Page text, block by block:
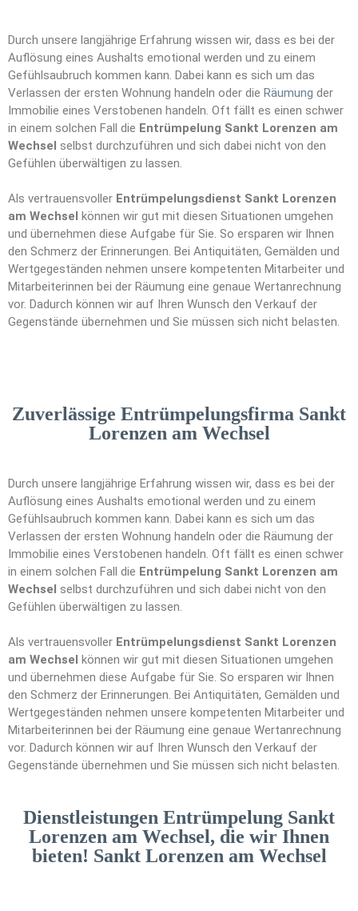
Durch unsere langjährige Erfahrung wissen wir, dass es bei der
Auflösung eines Aushalts emotional werden und zu einem
Gefühlsaubruch kommen kann. Dabei kann es sich um das
Verlassen der ersten Wohnung handeln oder die Räumung der
Immobilie eines Verstobenen handeln. Oft fällt es einen schwer
in einem solchen Fall die Entrümpelung Sankt Lorenzen am
Wechsel selbst durchzuführen und sich dabei nicht von den
Gefühlen überwältigen zu lassen.
Als vertrauensvoller Entrümpelungsdienst Sankt Lorenzen
am Wechsel
können wir gut mit diesen Situationen umgehen
und übernehmen diese Aufgabe für Sie. So ersparen wir Ihnen
den Schmerz der Erinnerungen. Bei Antiquitäten, Gemälden und
Wertgegeständen nehmen unsere kompetenten Mitarbeiter und
Mitarbeiterinnen bei der Räumung eine genaue Wertanrechnung
vor. Dadurch können wir auf Ihren Wunsch den Verkauf der
Gegenstände übernehmen und Sie müssen sich nicht belasten.
Zuverlässige Entrümpelungsfirma Sankt
Lorenzen am Wechsel
Durch unsere langjährige Erfahrung wissen wir, dass es bei der
Auflösung eines Aushalts emotional werden und zu einem
Gefühlsaubruch kommen kann. Dabei kann es sich um das
Verlassen der ersten Wohnung handeln oder die Räumung der
Immobilie eines Verstobenen handeln. Oft fällt es einen schwer
in einem solchen Fall die Entrümpelung Sankt Lorenzen am
Wechsel selbst durchzuführen und sich dabei nicht von den
Gefühlen überwältigen zu lassen.
Als vertrauensvoller Entrümpelungsdienst Sankt Lorenzen
am Wechsel
können wir gut mit diesen Situationen umgehen
und übernehmen diese Aufgabe für Sie. So ersparen wir Ihnen
den Schmerz der Erinnerungen. Bei Antiquitäten, Gemälden und
Wertgegeständen nehmen unsere kompetenten Mitarbeiter und
Mitarbeiterinnen bei der Räumung eine genaue Wertanrechnung
vor. Dadurch können wir auf Ihren Wunsch den Verkauf der
Gegenstände übernehmen und Sie müssen sich nicht belasten.
Dienstleistungen Entrümpelung Sankt
Lorenzen am Wechsel, die wir Ihnen
bieten! Sankt Lorenzen am Wechsel